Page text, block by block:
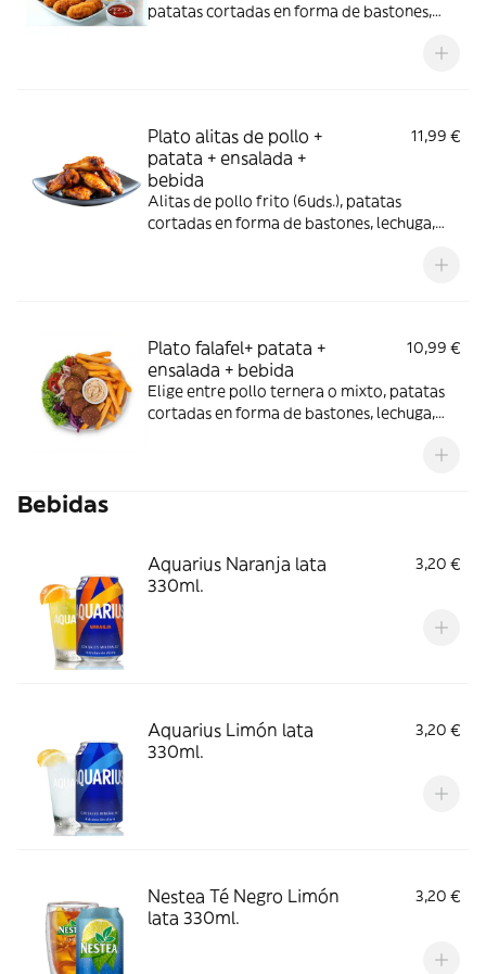
patatas cortadas en forma de bastones,
remolacha, maíz, esencia de oliva verde y
Plato alitas de pollo +
patata + ensalada +
bebida
11,99 €
Alitas de pollo frito (6uds.), patatas
cortadas en forma de bastones, lechuga,
maíz, esencia de oliva verde y bebida (330
Plato falafel+ patata +
ensalada + bebida
10,99 €
Elige entre pollo ternera o mixto, patatas
cortadas en forma de bastones, lechuga,
maíz, esencia de oliva verde y bebida (330
Bebidas
Aquarius Naranja lata
330ml.
3,20 €
Aquarius Limón lata
330ml.
3,20 €
Nestea Té Negro Limón
lata 330ml.
3,20 €